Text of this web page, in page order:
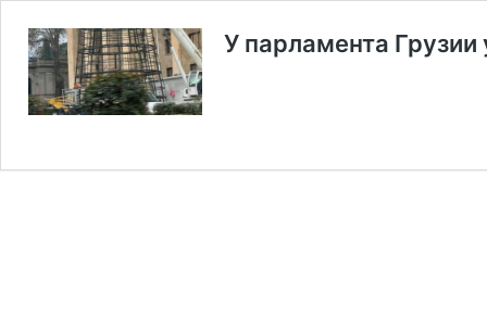
У парламента